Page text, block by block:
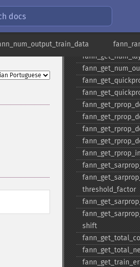
docs
threshold_​factor
shift